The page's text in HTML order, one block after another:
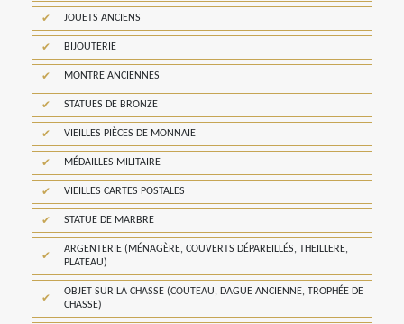
JOUETS ANCIENS
BIJOUTERIE
MONTRE ANCIENNES
STATUES DE BRONZE
VIEILLES PIÈCES DE MONNAIE
MÉDAILLES MILITAIRE
VIEILLES CARTES POSTALES
STATUE DE MARBRE
ARGENTERIE (MÉNAGÈRE, COUVERTS DÉPAREILLÉS, THEILLERE,
PLATEAU)
OBJET SUR LA CHASSE (COUTEAU, DAGUE ANCIENNE, TROPHÉE DE
CHASSE)